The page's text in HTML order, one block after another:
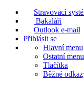
Stravovací
Bakaláři
Outlook e-mail
Přihlásit se
Hlavní menu
Ostatní menu
Tlačítka
Běžné